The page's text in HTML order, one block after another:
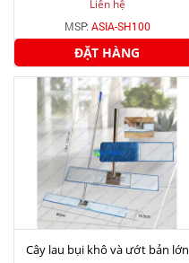
Liên hệ
MSP: ASIA-SH100
ĐẶT HÀNG
Cây lau bụi khô và ướt bản lớn